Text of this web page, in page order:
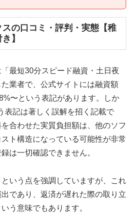
の口コミ・評判・実態【稚
】
最短30分スピード融資・土日夜
業者で、公式サイトには融資額
〜という表記があります。しか
表記は著しく誤解を招く記載で
合わせた実質負担額は、他のソフ
ト構造になっている可能性が非常
は一切確認できません。
という点を強調していますが、これ
であり、返済が遅れた際の取り立
う意味でもあります。